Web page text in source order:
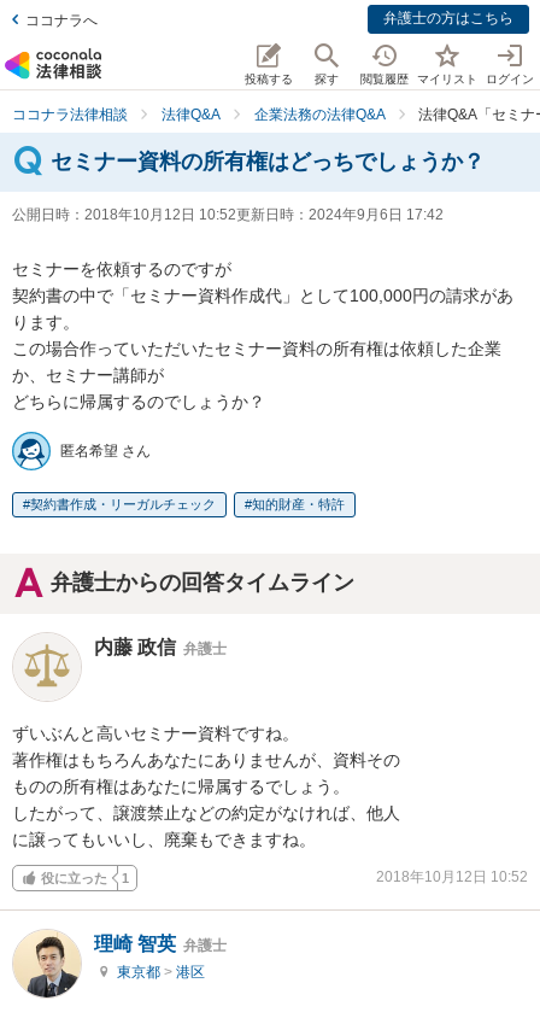
ココナラへ 弁護士の方はこちら
投稿する 探す 閲覧履歴 マイリスト ログイン
ココナラ法律相談 法律Q&A 企業法務の法律Q&A 法律Q&A「セミ
セミナー資料の所有権はどっちでしょうか？
公開日時： 2018年10月12日 10:52更新日時： 2024年9月6日 17:42
セミナーを依頼するのですが
契約書の中で「セミナー資料作成代」として100,000円の請求があ
ります。
この場合作っていただいたセミナー資料の所有権は依頼した企業
か、セミナー講師が
どちらに帰属するのでしょうか？
匿名希望 さん
契約書作成・リーガルチェック 知的財産・特許
弁護士からの回答タイムライン
内藤 政信 弁護士
ずいぶんと高いセミナー資料ですね。
著作権はもちろんあなたにありませんが、資料その
ものの所有権はあなたに帰属するでしょう。
したがって、譲渡禁止などの約定がなければ、他人
に譲ってもいいし、廃棄もできますね。
役に立った 1 2018年10月12日 10:52
理崎 智英 弁護士
東京都 > 港区